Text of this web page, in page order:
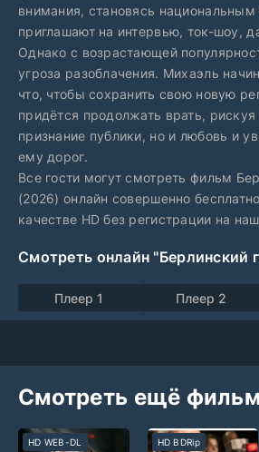
внимания, становясь национальным
приглашают на интервью, ток-шоу,
Однако с возрастающей
угроза разоблачения. Михаэль
что, чтобы сохранить свою новую
придётся продолжать врать, рискуя
признание публики, но и любовь и
ему дорог.
Все гости могут смотреть фильм
(2026) онлайн совершенно
качестве HD без регистрации на
Смотреть онлайн "Берлинский
Плеер 1 Плеер 2
Смотреть ещё
HD WEB-DL HD BDRip